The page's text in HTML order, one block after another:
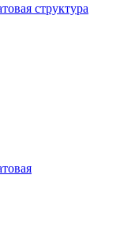
структура